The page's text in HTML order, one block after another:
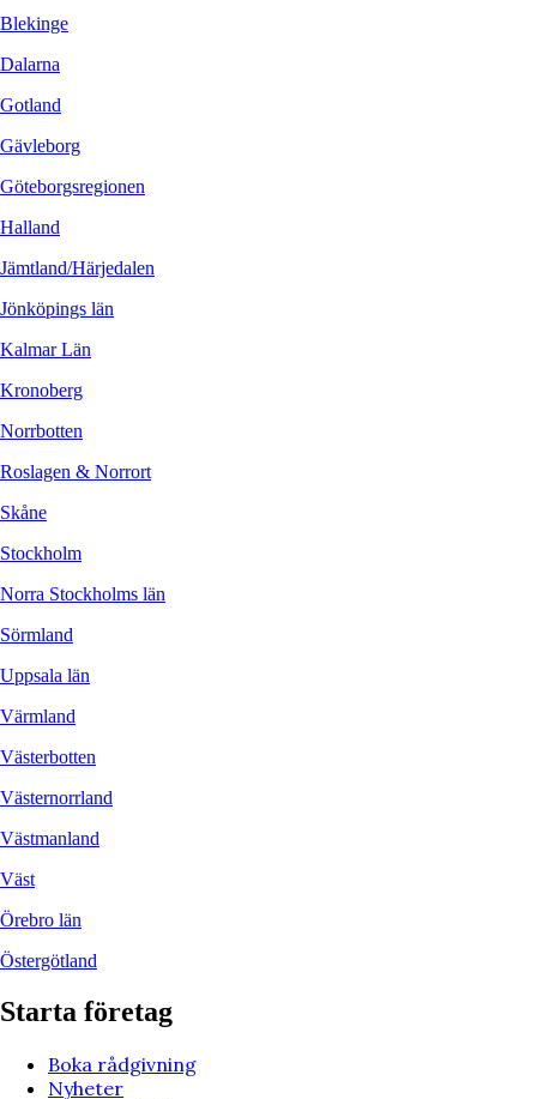
Blekinge
Dalarna
Gotland
Gävleborg
Göteborgsregionen
Halland
Jämtland/Härjedalen
Jönköpings län
Kalmar Län
Kronoberg
Norrbotten
Roslagen & Norrort
Skåne
Stockholm
Norra Stockholms län
Sörmland
Uppsala län
Värmland
Västerbotten
Västernorrland
Västmanland
Väst
Örebro län
Östergötland
Starta företag
Boka rådgivning
Nyheter